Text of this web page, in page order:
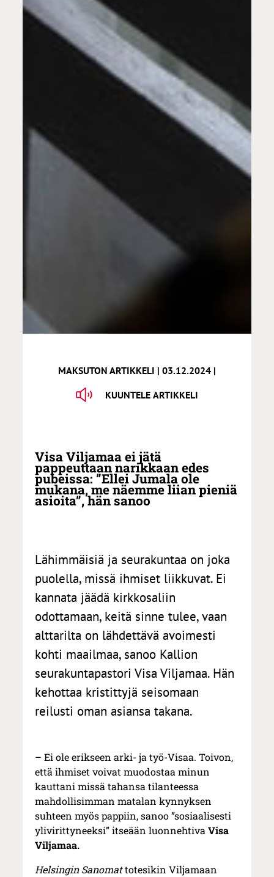
MAKSUTON ARTIKKELI | 03.12.2024 |
KUUNTELE ARTIKKELI
Visa Viljamaa ei jätä
pappeuttaan narikkaan edes
pubeissa: ”Ellei Jumala ole
mukana, me näemme liian pieniä
asioita”, hän sanoo
Lähimmäisiä ja seurakuntaa on joka
puolella, missä ihmiset liikkuvat. Ei
kannata jäädä kirkkosaliin
odottamaan, keitä sinne tulee, vaan
alttarilta on lähdettävä avoimesti
kohti maailmaa, sanoo Kallion
seurakuntapastori Visa Viljamaa. Hän
kehottaa kristittyjä seisomaan
reilusti oman asiansa takana.
– Ei ole erikseen arki- ja työ-Visaa. Toivon,
että ihmiset voivat muodostaa minun
kauttani missä tahansa tilanteessa
mahdollisimman matalan kynnyksen
suhteen myös pappiin, sanoo ”sosiaalisesti
ylivirittyneeksi” itseään luonnehtivaVisa
Viljamaa.
Helsingin Sanomattotesikin Viljamaan